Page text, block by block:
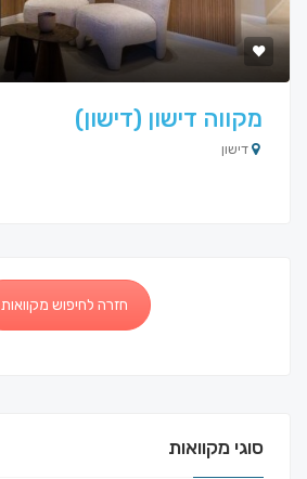
מקווה דישון (דישון)
דישון
חזרה לחיפוש מקוואות
סוגי מקוואות